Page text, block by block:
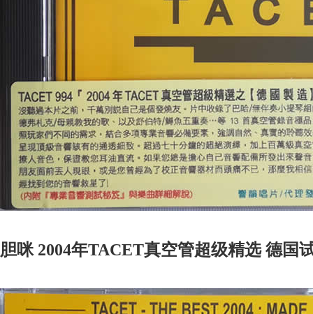
胆咪 2004年TACET真空管超级精选 德国